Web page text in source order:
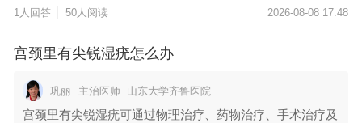
1人回答 50人阅读 2026-08-08 17:48
宫颈里有尖锐湿疣怎么办
巩丽 主治医师 山东大学齐鲁医院
宫颈里有尖锐湿疣可通过物理治疗、药物治疗、手术治疗及